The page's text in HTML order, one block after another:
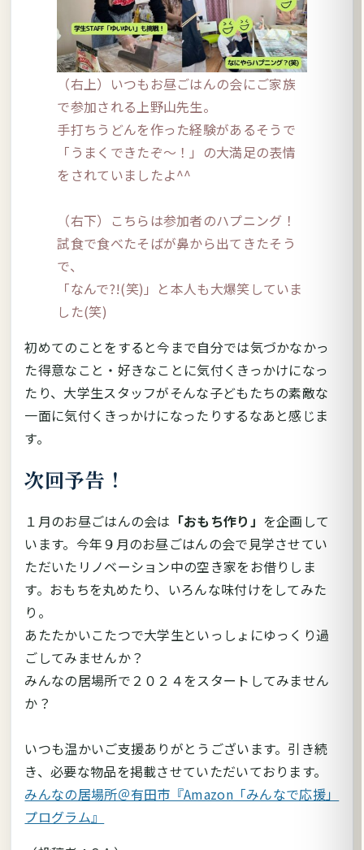
（右上）いつもお昼ごはんの会にご家族
で参加される上野山先生。
手打ちうどんを作った経験があるそうで
「うまくできたぞ～！」の大満足の表情
をされていましたよ^^
（右下）こちらは参加者のハプニング！
試食で食べたそばが鼻から出てきたそう
で、
「なんで?!(笑)」と本人も大爆笑していま
した(笑)
初めてのことをすると今まで自分では気づかなかっ
た得意なこと・好きなことに気付くきっかけになっ
たり、大学生スタッフがそんな子どもたちの素敵な
一面に気付くきっかけになったりするなあと感じま
す。
次回予告！
１月のお昼ごはんの会は 「おもち作り」 を企画して
います。今年９月のお昼ごはんの会で見学させてい
ただいたリノベーション中の空き家をお借りしま
す。おもちを丸めたり、いろんな味付けをしてみた
り。
あたたかいこたつで大学生といっしょにゆっくり過
ごしてみませんか？
みんなの居場所で２０２４をスタートしてみません
か？
いつも温かいご支援ありがとうございます。引き続
き、必要な物品を掲載させていただいております。
みんなの居場所＠有田市『Amazon「みんなで応援」
プログラム』